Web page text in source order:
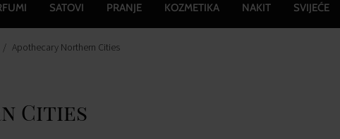
SATOVI PRANJE KOZMETIKA NAKIT SVIJEĆE
Apothecary Northern Cities
Cities